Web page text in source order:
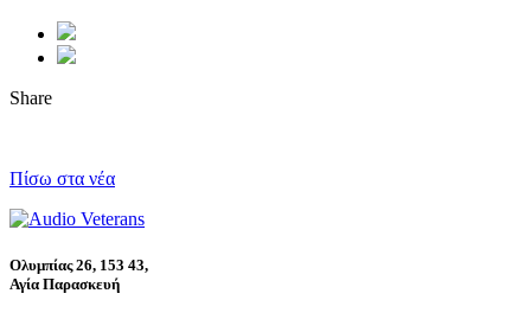
Share
Πίσω στα νέα
Ολυμπίας 26, 153 43,
Αγία Παρασκευή